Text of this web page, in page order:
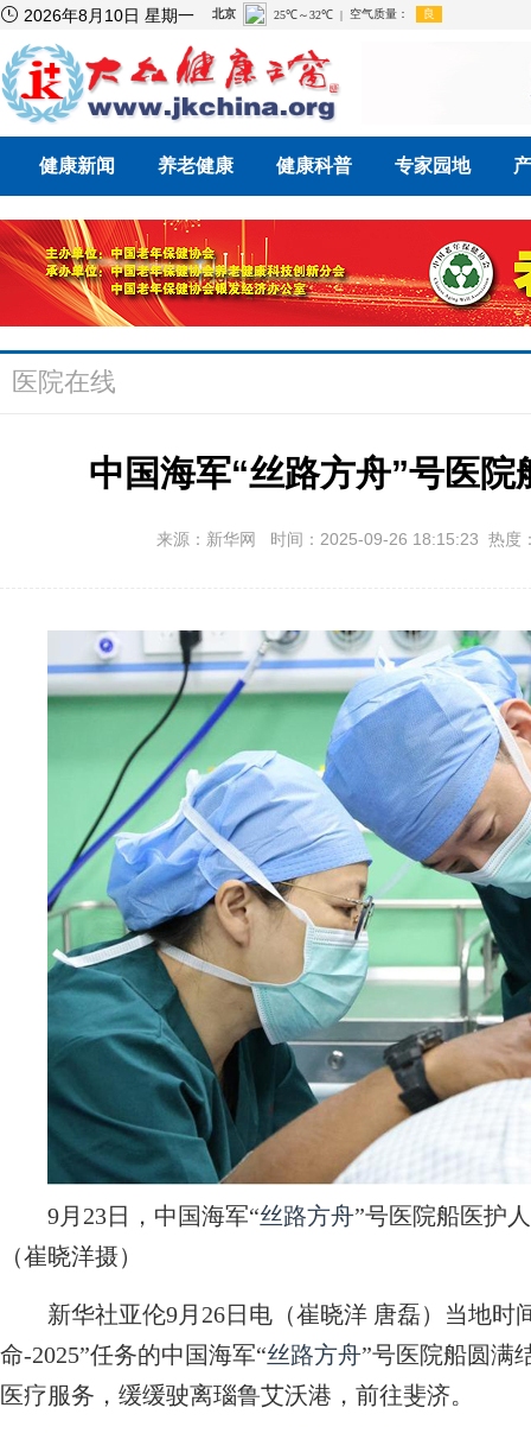
 2026年8月10日 星期一
健康新闻 养老健康 健康科普 专家园地
医院在线
中国海军“丝路方舟”号医
来源：新华网 时间：2025-09-26 18:15:23 热度
9月23日，中国海军“丝路方舟”号医院船医护
（崔晓洋摄）
新华社亚伦9月26日电（崔晓洋 唐磊）当地时
命-2025”任务的中国海军“丝路方舟”号医院船圆满
医疗服务，缓缓驶离瑙鲁艾沃港，前往斐济。